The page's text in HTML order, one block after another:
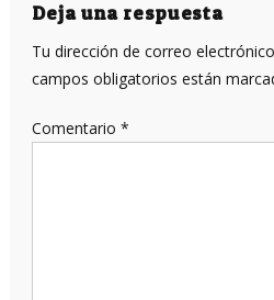
Deja una respuesta
Tu dirección de correo
campos obligatorios están
Comentario *